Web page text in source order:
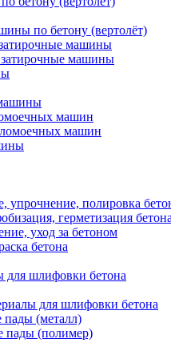
по бетону (вертолёт)
машины
машины
машин
машин
упрочнение, полировка
герметизация
уход за бетоном
бетона
для шлифовки бетона
для шлифовки бетона
(металл)
пады (полимер)